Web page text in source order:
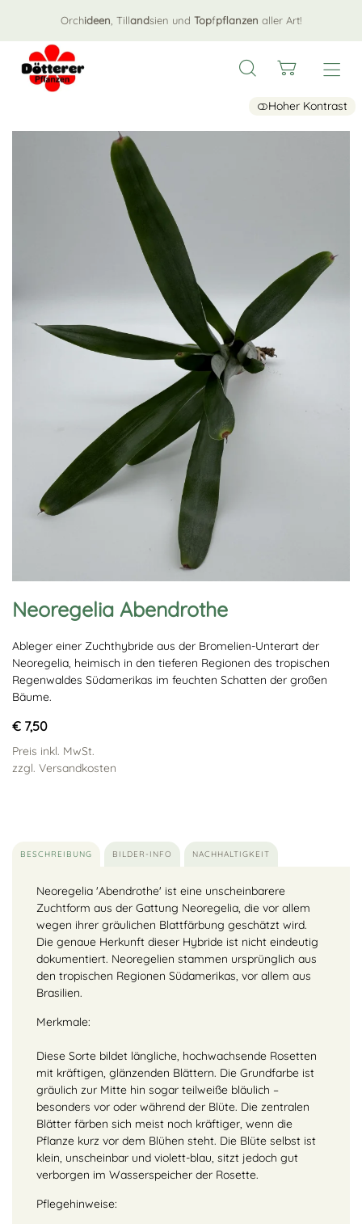
Orchideen , Tillandsien und Topfpflanzen aller Art!
Hoher Kontrast
Neoregelia Abendrothe
Ableger einer Zuchthybride aus der Bromelien-Unterart der
Neoregelia, heimisch in den tieferen Regionen des tropischen
Regenwaldes Südamerikas im feuchten Schatten der großen
Bäume.
€ 7,50
Preis inkl. MwSt.
zzgl. Versandkosten
BESCHREIBUNG BILDER-INFO NACHHALTIGKEIT
Neoregelia 'Abendrothe' ist eine unscheinbarere
Zuchtform aus der Gattung Neoregelia, die vor allem
wegen ihrer gräulichen Blattfärbung geschätzt wird.
Die genaue Herkunft dieser Hybride ist nicht eindeutig
dokumentiert. Neoregelien stammen ursprünglich aus
den tropischen Regionen Südamerikas, vor allem aus
Brasilien.
Merkmale:
Diese Sorte bildet längliche, hochwachsende Rosetten
mit kräftigen, glänzenden Blättern. Die Grundfarbe ist
gräulich zur Mitte hin sogar teilweiße bläulich –
besonders vor oder während der Blüte. Die zentralen
Blätter färben sich meist noch kräftiger, wenn die
Pflanze kurz vor dem Blühen steht. Die Blüte selbst ist
klein, unscheinbar und violett-blau, sitzt jedoch gut
verborgen im Wasserspeicher der Rosette.
Pflegehinweise: